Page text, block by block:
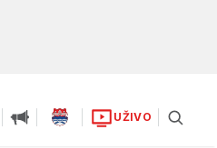
UŽIVO